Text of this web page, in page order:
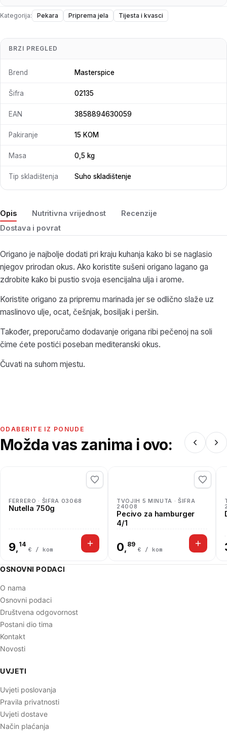
Kategorija: Pekara Priprema jela Tijesta i kvasci
Opis Nutritivna vrijednost
Recenzije
Dostava i povrat
Origano je najbolje dodati pri kraju kuhanja kako bi se naglasio
njegov prirodan okus. Ako koristite sušeni origano lagano ga
zdrobite kako bi pustio svoja esencijalna ulja i arome.
Koristite origano za pripremu marinada jer se odlično slaže uz
maslinovo ulje, ocat, češnjak, bosiljak i peršin.
Također, preporučamo dodavanje origana ribi pečenoj na soli
čime ćete postići poseban mediteranski okus.
Čuvati na suhom mjestu.
BRZI PREGLED
Brend Masterspice
Šifra 02135
EAN 3858894630059
Pakiranje 15 KOM
Masa 0,5 kg
Tip skladištenja Suho skladištenje
ODABERITE IZ PONUDE
Možda vas zanima i ovo:
FERRERO · ŠIFRA 03068
Nutella 750g
9, 14
€ / kom
TVOJIH 5 MINUTA · ŠIFRA
24008
Pecivo za hamburger
4/1
0, 89
€ / kom
OSNOVNI PODACI
O nama
Osnovni podaci
Društvena odgovornost
Postani dio tima
Kontakt
Novosti
UVJETI
Uvjeti poslovanja
Pravila privatnosti
Uvjeti dostave
Način plaćanja